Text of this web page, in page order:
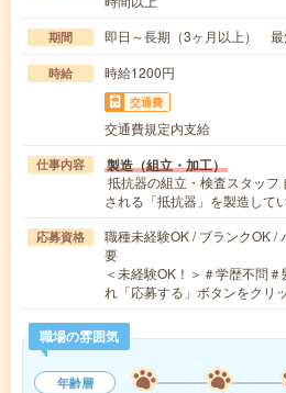
期間 即日～長期（3ヶ月以上） 最
時給 時給1200円
交通費
交通費規定内支給
仕事内容 製造（組立・加工）
抵抗器の組立・検査スタッフ
される「抵抗器」を製造して
応募資格
職種未経験OK / ブランクOK /
要
＜未経験OK！＞＃学歴不問
れ「応募する」ボタンをク
職場の雰囲気
年齢層